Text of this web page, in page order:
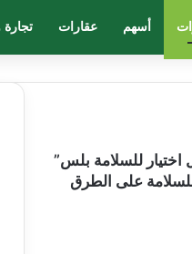
أسهم عقارات تجارة
للسلامة بلس”
للسلامة على الطرق